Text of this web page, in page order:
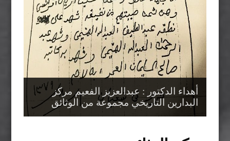
أهداء الدكتور : عبدالعزيز الفعيم مركز
البدارين التاريخي مجموعة من الوثائق
رسالة من الملك عبدالعزيز رحمه الله الى
الاخ الكرم عبدالله المحيسن رحمه الله
وثيقة تخص اهل نبعة
وثيقة قسامية نبعة بالمذنب ( المحيسن )